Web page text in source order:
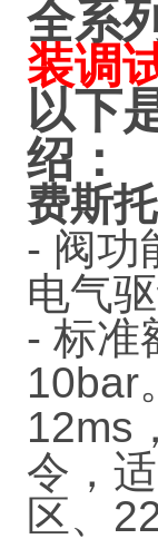
全系
装调
以下
绍：
费斯
- 阀功
电气
- 标准
10bar
12ms
令，
区、